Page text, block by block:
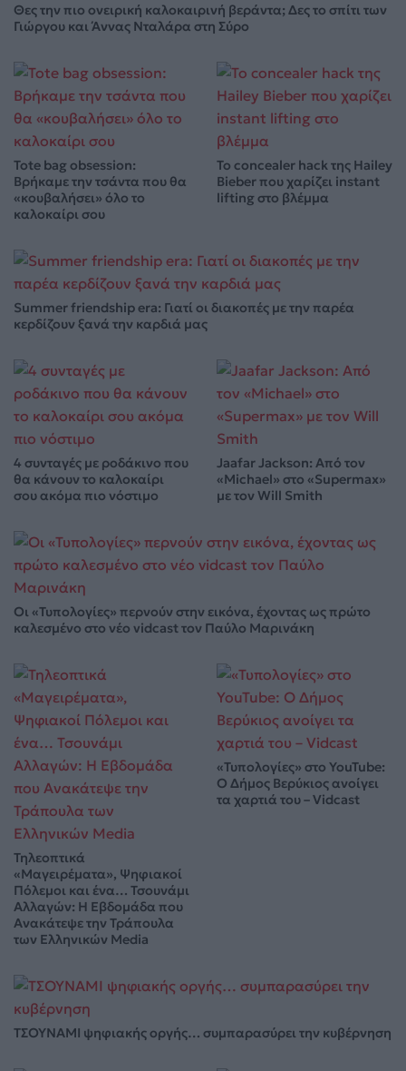
Θες την πιο ονειρική καλοκαιρινή βεράντα; Δες το σπίτι των
Γιώργου και Άννας Νταλάρα στη Σύρο
Tote bag obsession:
Βρήκαμε την τσάντα που θα
«κουβαλήσει» όλο το
καλοκαίρι σου
Το concealer hack της Hailey
Bieber που χαρίζει instant
lifting στο βλέμμα
Summer friendship era: Γιατί οι διακοπές με την παρέα
κερδίζουν ξανά την καρδιά μας
4 συνταγές με ροδάκινο που
θα κάνουν το καλοκαίρι
σου ακόμα πιο νόστιμο
Jaafar Jackson: Από τον
«Michael» στο «Supermax»
με τον Will Smith
Οι «Τυπολογίες» περνούν στην εικόνα, έχοντας ως πρώτο
καλεσμένο στο νέο vidcast τον Παύλο Μαρινάκη
Τηλεοπτικά
«Μαγειρέματα», Ψηφιακοί
Πόλεμοι και ένα… Τσουνάμι
Αλλαγών: Η Εβδομάδα που
Ανακάτεψε την Τράπουλα
των Ελληνικών Media
«Τυπολογίες» στο YouTube:
Ο Δήμος Βερύκιος ανοίγει
τα χαρτιά του – Vidcast
ΤΣΟΥΝΑΜΙ ψηφιακής οργής… συμπαρασύρει την κυβέρνηση